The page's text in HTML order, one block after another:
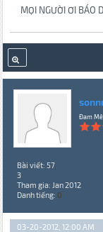
MỌI NGƯỜI ƠI BÁO
Đam Mê
Bài viết: 57
3
Tham gia: Jan 2012
Danh tiếng: 0
03-20-2012, 12:00 AM